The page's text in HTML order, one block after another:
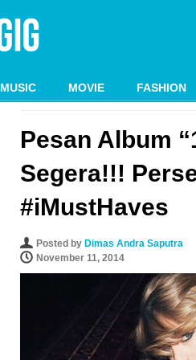
MUSIC MOVIE FASHION
Pesan Album
Segera!!!
#iMustHaves
Posted by Dimas Andra Saputra
November 11, 2014